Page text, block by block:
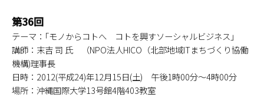
第36回
テーマ：｢モノからコトへ コトを興すソーシャルビジネス｣
講師：末吉 司 氏 （NPO法人HICO（北部地域ITまちづくり協働
機構)理事長
日時：2012(平成24)年12月15日(土) 午後1時00分～4時00分
場所：沖縄国際大学13号館4階403教室